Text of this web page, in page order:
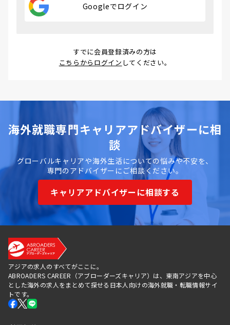
Googleでログイン
すでに会員登録済みの方は
こちらからログイン してください。
海外就職専門キャリアアドバイザーに相
談
グローバルキャリアや海外生活についての悩みや不安を、
専門のアドバイザーにご相談ください。
キャリアアドバイザーに相談する
アジアの求人のすべてがここに。
ABROADERS CAREER（アブローダーズキャリア）は、東南アジアを中心
とした海外の求人をまとめて探せる日本人向けの海外就職・転職情報サイ
トです。